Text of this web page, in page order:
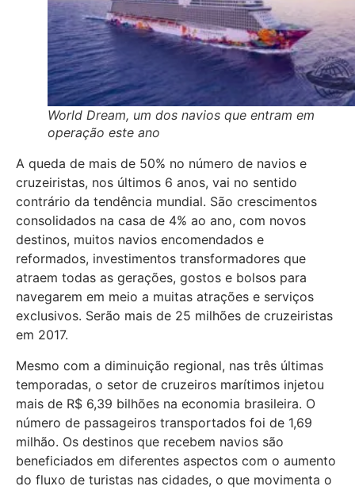
World Dream, um dos navios que entram em
operação este ano
A queda de mais de 50% no número de navios e
cruzeiristas, nos últimos 6 anos, vai no sentido
contrário da tendência mundial. São crescimentos
consolidados na casa de 4% ao ano, com novos
destinos, muitos navios encomendados e
reformados, investimentos transformadores que
atraem todas as gerações, gostos e bolsos para
navegarem em meio a muitas atrações e serviços
exclusivos. Serão mais de 25 milhões de cruzeiristas
em 2017.
Mesmo com a diminuição regional, nas três últimas
temporadas, o setor de cruzeiros marítimos injetou
mais de R$ 6,39 bilhões na economia brasileira. O
número de passageiros transportados foi de 1,69
milhão. Os destinos que recebem navios são
beneficiados em diferentes aspectos com o aumento
do fluxo de turistas nas cidades, o que movimenta o